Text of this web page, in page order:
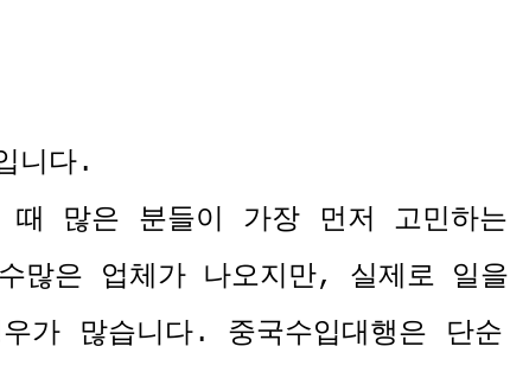
니다.
때 많은 분들이 가장 먼저 고민하
많은 업체가 나오지만, 실제로 일
가 많습니다. 중국수입대행은 단